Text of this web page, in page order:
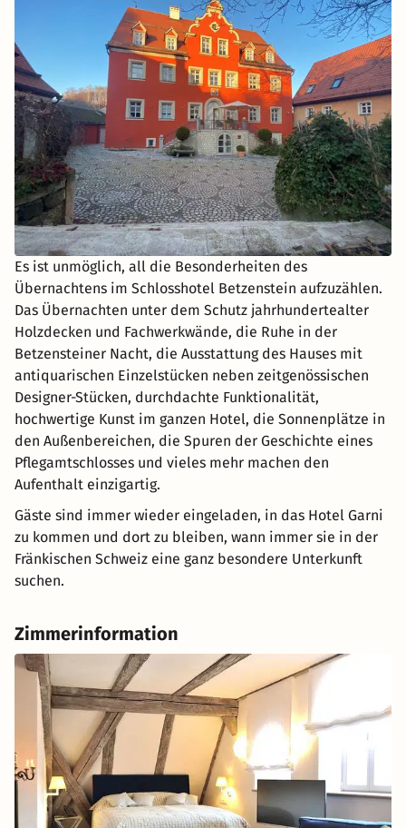
Es ist unmöglich, all die Besonderheiten des
Übernachtens im Schlosshotel Betzenstein aufzuzählen.
Das Übernachten unter dem Schutz jahrhundertealter
Holzdecken und Fachwerkwände, die Ruhe in der
Betzensteiner Nacht, die Ausstattung des Hauses mit
antiquarischen Einzelstücken neben zeitgenössischen
Designer-Stücken, durchdachte Funktionalität,
hochwertige Kunst im ganzen Hotel, die Sonnenplätze in
den Außenbereichen, die Spuren der Geschichte eines
Pflegamtschlosses und vieles mehr machen den
Aufenthalt einzigartig.
Gäste sind immer wieder eingeladen, in das Hotel Garni
zu kommen und dort zu bleiben, wann immer sie in der
Fränkischen Schweiz eine ganz besondere Unterkunft
suchen.
Zimmerinformation